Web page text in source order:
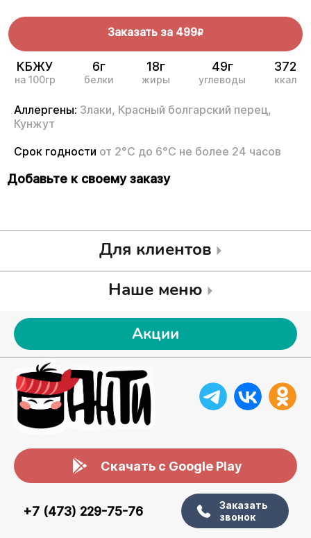
Заказать за 499R
КБЖУ
на 100гр
6г
белки
18г
жиры
49г
углеводы
372
ккал
Аллергены: Злаки, Красный болгарский перец,
Кунжут
Срок годности от 2°С до 6°С не более 24 часов
Добавьте к своему заказу
Для клиентов
Наше меню
Акции
Скачать с Google Play
+7 (473) 229-75-76
Заказать
звонок